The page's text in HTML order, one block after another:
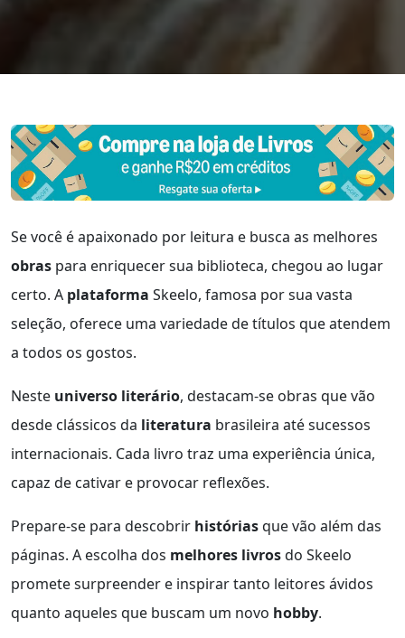
Se você é apaixonado por leitura e busca as melhores
obras para enriquecer sua biblioteca, chegou ao lugar
certo. A plataforma Skeelo, famosa por sua vasta
seleção, oferece uma variedade de títulos que atendem
a todos os gostos.
Neste universo literário, destacam-se obras que vão
desde clássicos da literatura brasileira até sucessos
internacionais. Cada livro traz uma experiência única,
capaz de cativar e provocar reflexões.
Prepare-se para descobrir históriasque vão além das
páginas. A escolha dos melhores livrosdo Skeelo
promete surpreender e inspirar tanto leitores ávidos
quanto aqueles que buscam um novo hobby.